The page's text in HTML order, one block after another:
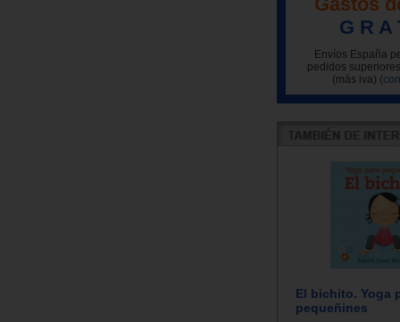
G R A
Envíos España
pedidos
(más iva)
El bichito. Yoga
pequeñines